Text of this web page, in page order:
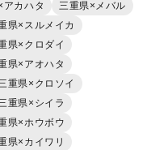
アカハタ
三重県×メバル
県×スルメイカ
県×クロダイ
県×アオハタ
重県×クロソイ
重県×シイラ
県×ホウボウ
県×カイワリ